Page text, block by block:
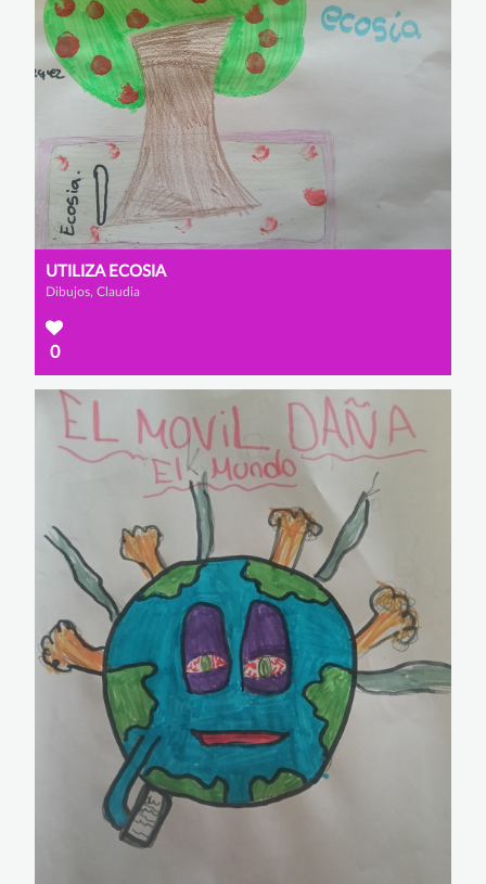
UTILIZA ECOSIA
Dibujos, Claudia
0